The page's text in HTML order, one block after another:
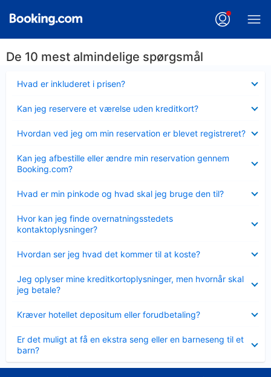
De 10 mest almindelige spørgsmål
Hvad er inkluderet i prisen?
Kan jeg reservere et værelse uden kreditkort?
Hvordan ved jeg om min reservation er blevet registreret?
Kan jeg afbestille eller ændre min reservation gennem
Booking.com?
Hvad er min pinkode og hvad skal jeg bruge den til?
Hvor kan jeg finde overnatningsstedets
kontaktoplysninger?
Hvordan ser jeg hvad det kommer til at koste?
Jeg oplyser mine kreditkortoplysninger, men hvornår skal
jeg betale?
Kræver hotellet depositum eller forudbetaling?
Er det muligt at få en ekstra seng eller en barneseng til et
barn?